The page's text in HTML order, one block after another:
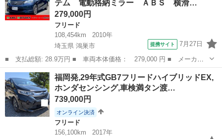
産等をされた方...テム 電動格納ミラー ＡＢＳ 横滑…
279,000円
フリード
108,454km
2010年
埼玉県 鴻巣市
提携サイト 7月27日
■ 支払総額: 28.9万円 ■ 車両本体価格： 279,000 円 ■ メーカー
名： ホンダ ■ 車種名： フリード ■ グレード名： Ｇｉ エア
ロ 盗難防止システム 電動格納ミラー ＡＢＳ 横滑り防止装置
ウォークスル...
埼玉 鴻巣市 フリード
福岡発,29年式GB7フリードハイブリッドEX,
ホンダセンシング,車検満タン渡…
739,000円
オンライン決済
フリード
156,100km
2017年